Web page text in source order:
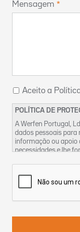
Mensagem
Aceito a
POLÍTICA DE
A Werfen Portugal,
dados pessoais para
informação ou apoio
necessidades e lhe
dados e sobre como
de Privacidade. Pode